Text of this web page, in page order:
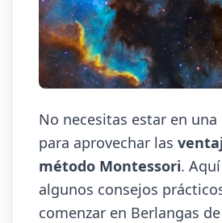
No necesitas estar en
para aprovechar las
método Montessori.
algunos consejos
comenzar en Berlangas de